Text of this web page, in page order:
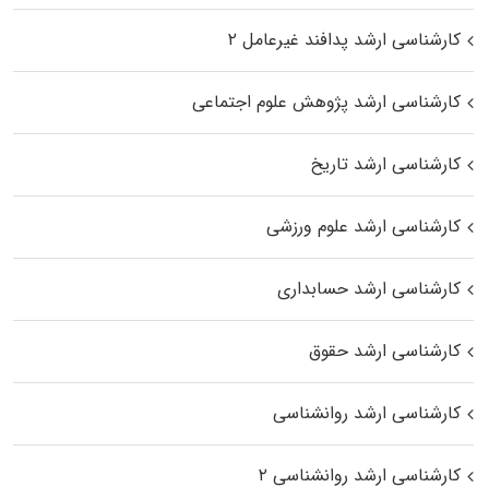
کارشناسی ارشد پدافند غیرعامل ۲
کارشناسی ارشد پژوهش علوم اجتماعی
کارشناسی ارشد تاریخ
کارشناسی ارشد علوم ورزشی
کارشناسی ارشد حسابداری
کارشناسی ارشد حقوق
کارشناسی ارشد روانشناسی
کارشناسی ارشد روانشناسی ۲